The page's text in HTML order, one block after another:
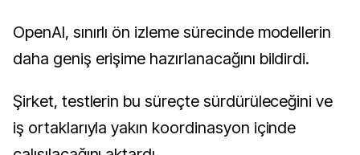
OpenAI, sınırlı ön izleme sürecinde modellerin
daha geniş erişime hazırlanacağını bildirdi.
Şirket, testlerin bu süreçte sürdürüleceğini ve
iş ortaklarıyla yakın koordinasyon içinde